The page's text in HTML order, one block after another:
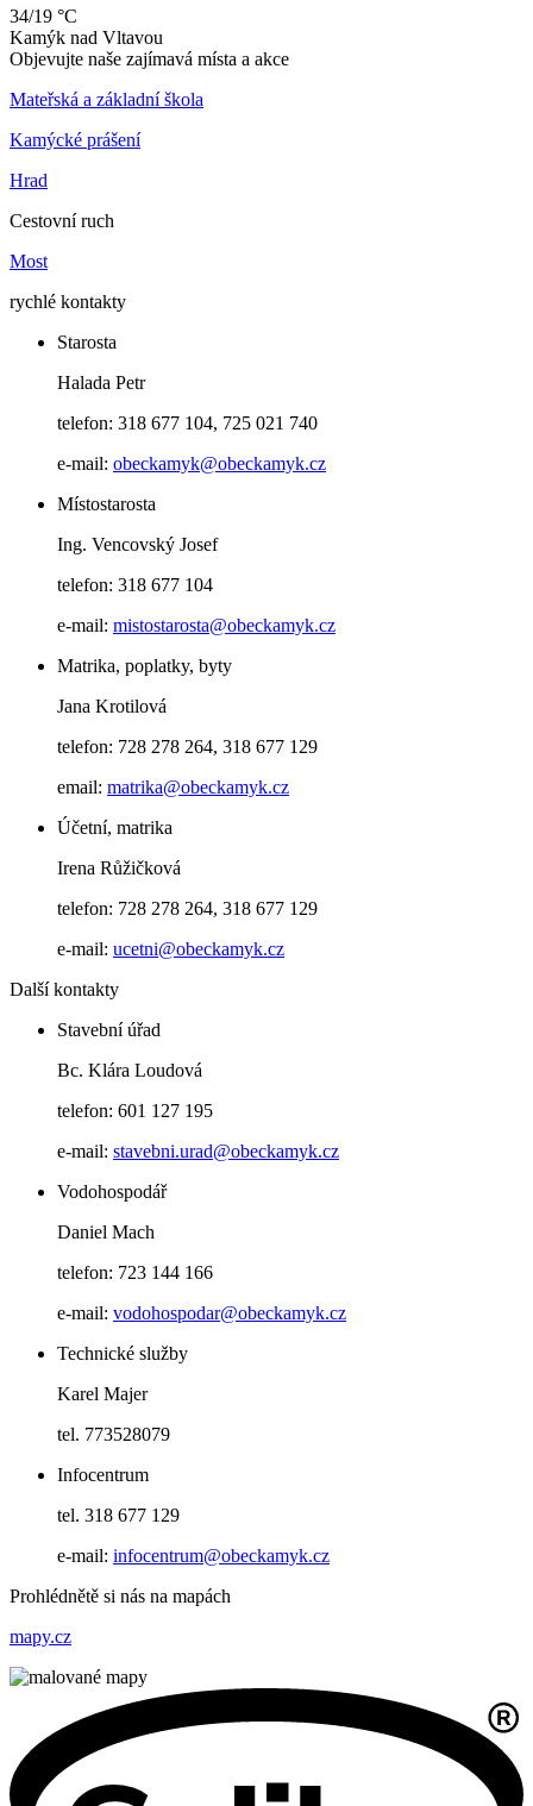
34/19 °C
Kamýk nad Vltavou
Objevujte naše zajímavá místa a akce
Mateřská a základní škola
Kamýcké prášení
Hrad
Cestovní ruch
Most
rychlé kontakty
Starosta
Halada Petr
telefon: 318 677 104, 725 021 740
e-mail: obeckamyk@obeckamyk.cz
Místostarosta
Ing. Vencovský Josef
telefon: 318 677 104
e-mail: mistostarosta@obeckamyk.cz
Matrika, poplatky, byty
Jana Krotilová
telefon: 728 278 264, 318 677 129
email: matrika@obeckamyk.cz
Účetní, matrika
Irena Růžičková
telefon: 728 278 264, 318 677 129
e-mail: ucetni@obeckamyk.cz
Další kontakty
Stavební úřad
Bc. Klára Loudová
telefon: 601 127 195
e-mail: stavebni.urad@obeckamyk.cz
Vodohospodář
Daniel Mach
telefon: 723 144 166
e-mail: vodohospodar@obeckamyk.cz
Technické služby
Karel Majer
tel. 773528079
Infocentrum
tel. 318 677 129
e-mail: infocentrum@obeckamyk.cz
Prohlédnětě si nás na mapách
mapy.cz